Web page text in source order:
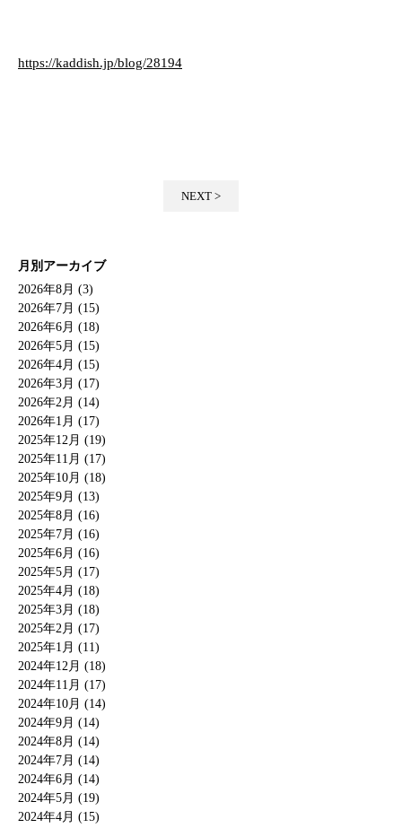
https://kaddish.jp/blog/28194
NEXT >
月別アーカイブ
2026年8月 (3)
2026年7月 (15)
2026年6月 (18)
2026年5月 (15)
2026年4月 (15)
2026年3月 (17)
2026年2月 (14)
2026年1月 (17)
2025年12月 (19)
2025年11月 (17)
2025年10月 (18)
2025年9月 (13)
2025年8月 (16)
2025年7月 (16)
2025年6月 (16)
2025年5月 (17)
2025年4月 (18)
2025年3月 (18)
2025年2月 (17)
2025年1月 (11)
2024年12月 (18)
2024年11月 (17)
2024年10月 (14)
2024年9月 (14)
2024年8月 (14)
2024年7月 (14)
2024年6月 (14)
2024年5月 (19)
2024年4月 (15)